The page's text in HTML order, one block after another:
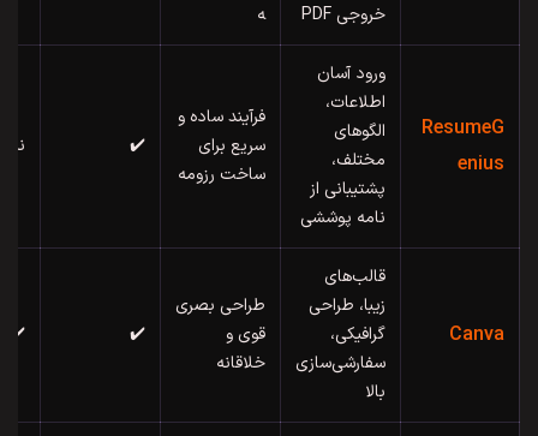
خروجی PDF
ه
ResumeG
enius
ورود آسان
اطلاعات،
الگوهای
مختلف،
پشتیبانی از
نامه پوششی
فرآیند ساده و
سریع برای
ساخت رزومه
✔️
Canva
قالب‌های
زیبا، طراحی
گرافیکی،
سفارشی‌سازی
بالا
طراحی بصری
قوی و
خلاقانه
✔️
✔️